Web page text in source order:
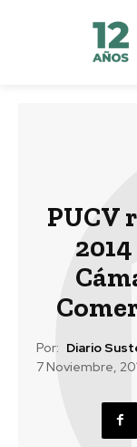
PUCV
Por: Diario
7 Noviembre,